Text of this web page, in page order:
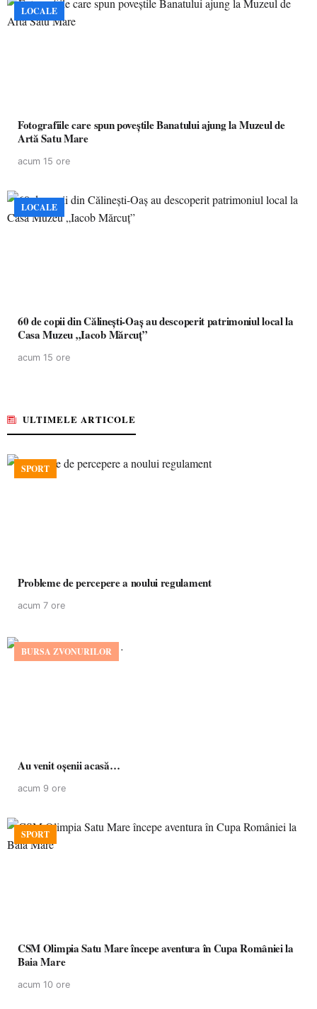
LOCALE
Fotografiile care spun poveștile Banatului ajung la Muzeul de
Artă Satu Mare
acum 15 ore
LOCALE
60 de copii din Călinești-Oaș au descoperit patrimoniul local la
Casa Muzeu „Iacob Mărcuț”
acum 15 ore
ULTIMELE ARTICOLE
SPORT
Probleme de percepere a noului regulament
acum 7 ore
BURSA ZVONURILOR
Au venit oșenii acasă…
acum 9 ore
SPORT
CSM Olimpia Satu Mare începe aventura în Cupa României la
Baia Mare
acum 10 ore